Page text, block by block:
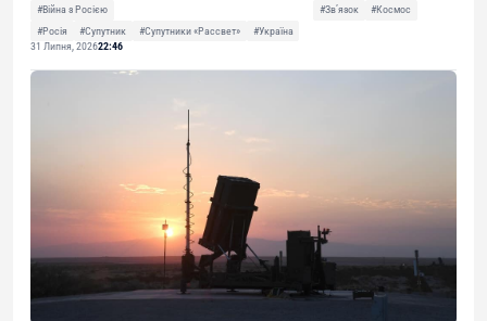
#Війна з Росією #Звʼязок
#Космос
#Росія
#Супутник #Супутники «Рассвет»
#Україна
31 Липня, 202622:46